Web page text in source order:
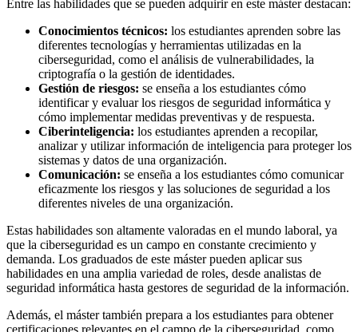
Entre las habilidades que se pueden adquirir en este máster destacan:
Conocimientos técnicos: los estudiantes aprenden sobre las
diferentes tecnologías y herramientas utilizadas en la
ciberseguridad, como el análisis de vulnerabilidades, la
criptografía o la gestión de identidades.
Gestión de riesgos: se enseña a los estudiantes cómo
identificar y evaluar los riesgos de seguridad informática y
cómo implementar medidas preventivas y de respuesta.
Ciberinteligencia: los estudiantes aprenden a recopilar,
analizar y utilizar información de inteligencia para proteger los
sistemas y datos de una organización.
Comunicación: se enseña a los estudiantes cómo comunicar
eficazmente los riesgos y las soluciones de seguridad a los
diferentes niveles de una organización.
Estas habilidades son altamente valoradas en el mundo laboral, ya
que la ciberseguridad es un campo en constante crecimiento y
demanda. Los graduados de este máster pueden aplicar sus
habilidades en una amplia variedad de roles, desde analistas de
seguridad informática hasta gestores de seguridad de la información.
Además, el máster también prepara a los estudiantes para obtener